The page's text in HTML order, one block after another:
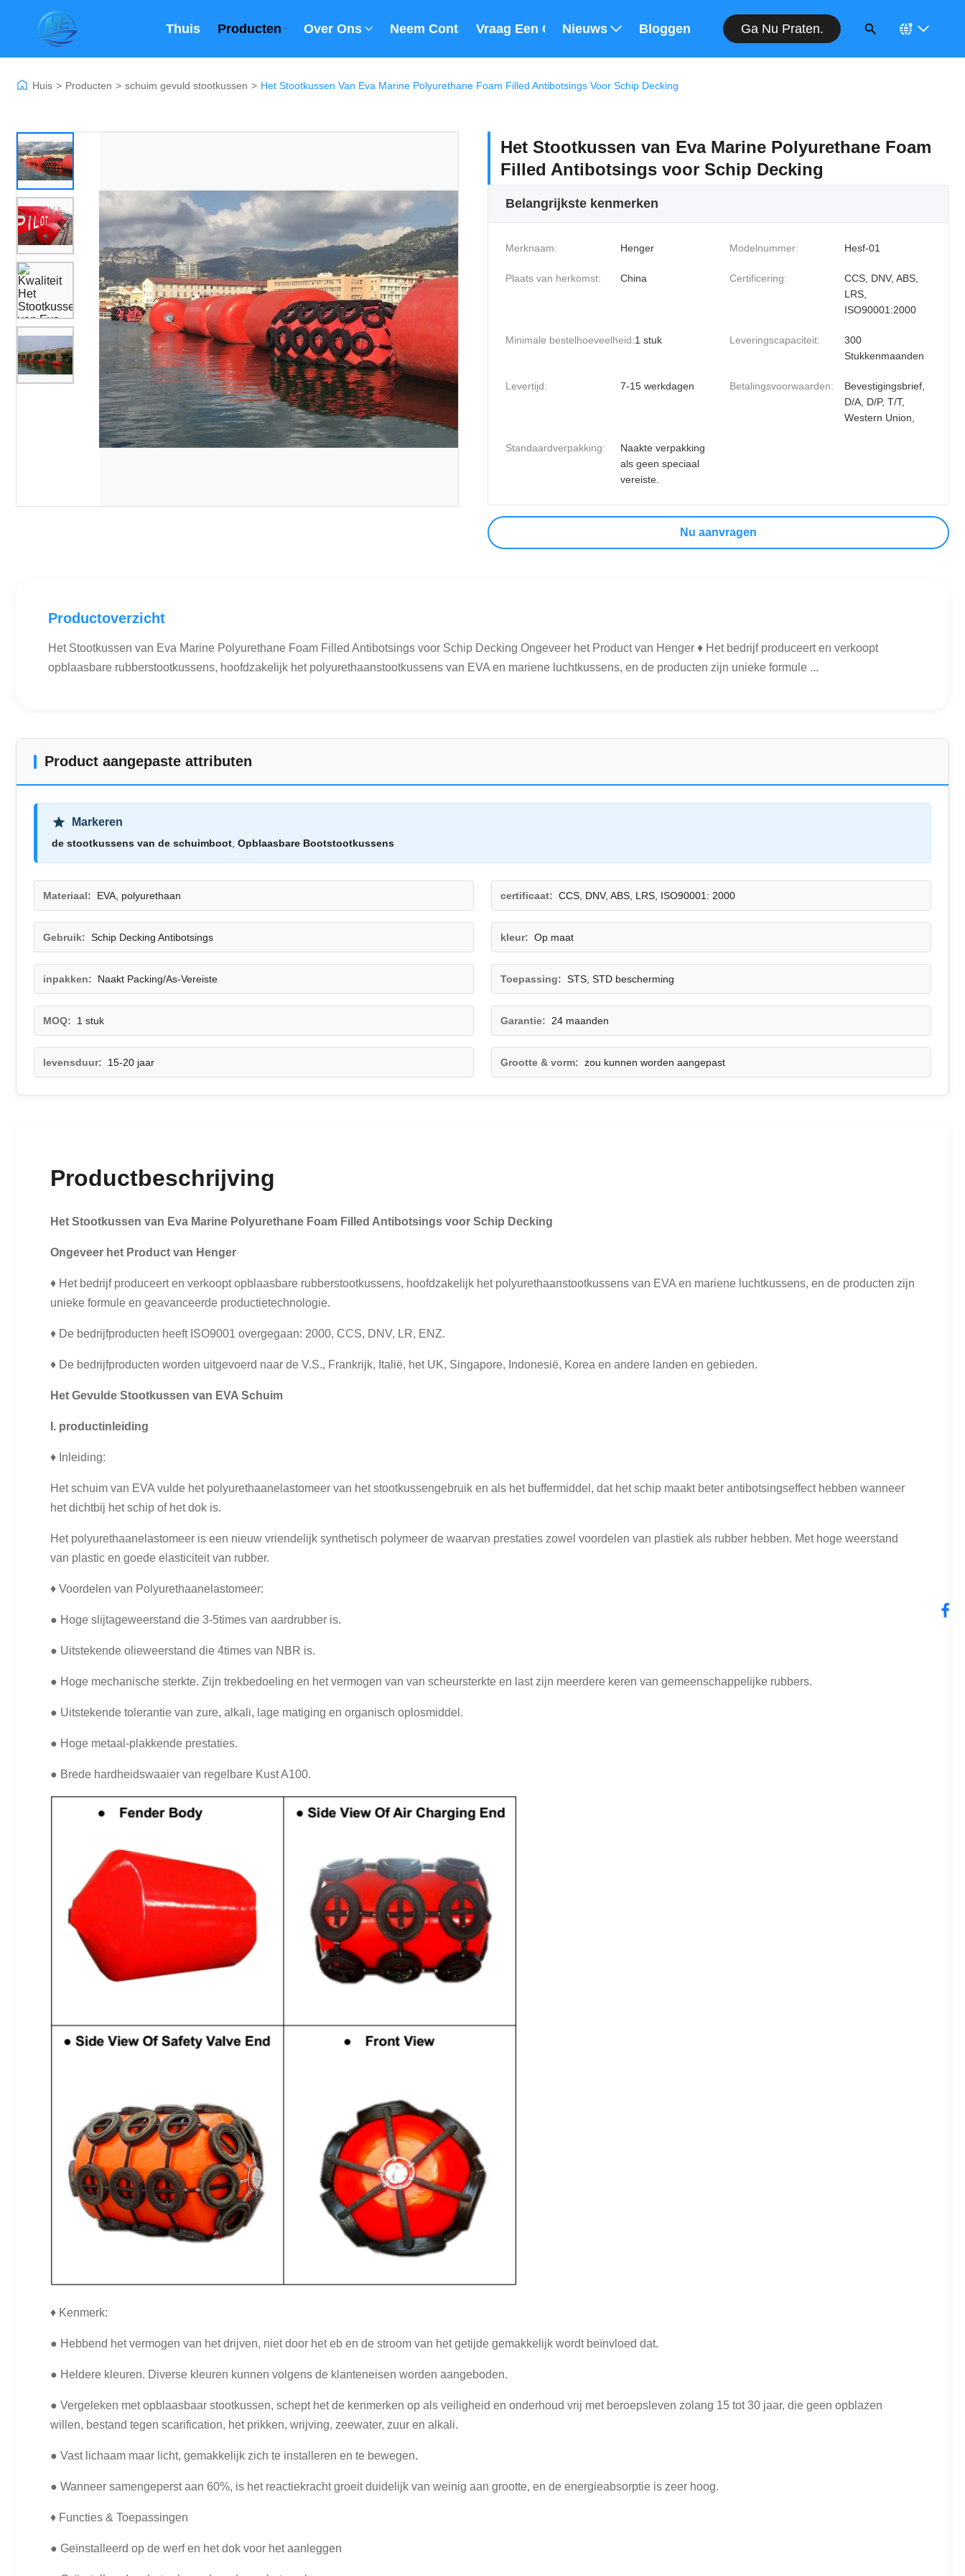
Thuis Producten Over Ons Neem Contact Met Ons Op
Vraag Een OfferteNieuws Bloggen Ga Nu Praten.
Huis > Producten > schuim gevuld stootkussen > Het Stootkussen Van Eva Marine Polyurethane Foam Filled Antibotsings Voor Schip Decking
Het Stootkussen van Eva Marine Polyurethane Foam
Filled Antibotsings voor Schip Decking
Belangrijkste kenmerken
Merknaam: Henger Modelnummer: Hesf-01
Plaats van herkomst: China Certificering:
CCS, DNV, ABS,
LRS,
ISO90001:2000
Minimale bestelhoeveelheid:1 stuk Leveringscapaciteit:
300
Stukkenmaanden
Levertijd: 7-15 werkdagen Betalingsvoorwaarden:
Bevestigingsbrief,
D/A, D/P, T/T,
Western Union,
Standaardverpakking:
Naakte verpakking
als geen speciaal
vereiste.
Nu aanvragen
Productoverzicht
Het Stootkussen van Eva Marine Polyurethane Foam Filled Antibotsings voor Schip Decking Ongeveer het Product van Henger ♦ Het bedrijf produceert en verkoopt
opblaasbare rubberstootkussens, hoofdzakelijk het polyurethaanstootkussens van EVA en mariene luchtkussens, en de producten zijn unieke formule ...
Product aangepaste attributen
Markeren
de stootkussens van de schuimboot Opblaasbare Bootstootkussens
Materiaal: EVA, polyurethaan certificaat: CCS, DNV, ABS, LRS, ISO90001: 2000
Gebruik: Schip Decking Antibotsings kleur: Op maat
inpakken: Naakt Packing/As-Vereiste Toepassing: STS, STD bescherming
MOQ: 1 stuk Garantie: 24 maanden
levensduur: 15-20 jaar Grootte & vorm: zou kunnen worden aangepast
Productbeschrijving
Het Stootkussen van Eva Marine Polyurethane Foam Filled Antibotsings voor Schip Decking
Ongeveer het Product van Henger
♦ Het bedrijf produceert en verkoopt opblaasbare rubberstootkussens, hoofdzakelijk het polyurethaanstootkussens van EVA en mariene luchtkussens, en de producten zijn
unieke formule en geavanceerde productietechnologie.
♦ De bedrijfproducten heeft ISO9001 overgegaan: 2000, CCS, DNV, LR, ENZ.
♦ De bedrijfproducten worden uitgevoerd naar de V.S., Frankrijk, Italië, het UK, Singapore, Indonesië, Korea en andere landen en gebieden.
Het Gevulde Stootkussen van EVA Schuim
I. productinleiding
♦ Inleiding:
Het schuim van EVA vulde het polyurethaanelastomeer van het stootkussengebruik en als het buffermiddel, dat het schip maakt beter antibotsingseffect hebben wanneer
het dichtbij het schip of het dok is.
Het polyurethaanelastomeer is een nieuw vriendelijk synthetisch polymeer de waarvan prestaties zowel voordelen van plastiek als rubber hebben. Met hoge weerstand
van plastic en goede elasticiteit van rubber.
♦ Voordelen van Polyurethaanelastomeer:
● Hoge slijtageweerstand die 3-5times van aardrubber is.
● Uitstekende olieweerstand die 4times van NBR is.
● Hoge mechanische sterkte. Zijn trekbedoeling en het vermogen van van scheursterkte en last zijn meerdere keren van gemeenschappelijke rubbers.
● Uitstekende tolerantie van zure, alkali, lage matiging en organisch oplosmiddel.
● Hoge metaal-plakkende prestaties.
● Brede hardheidswaaier van regelbare Kust A100.
♦ Kenmerk:
● Hebbend het vermogen van het drijven, niet door het eb en de stroom van het getijde gemakkelijk wordt beïnvloed dat.
● Heldere kleuren. Diverse kleuren kunnen volgens de klanteneisen worden aangeboden.
● Vergeleken met opblaasbaar stootkussen, schept het de kenmerken op als veiligheid en onderhoud vrij met beroepsleven zolang 15 tot 30 jaar, die geen opblazen
willen, bestand tegen scarification, het prikken, wrijving, zeewater, zuur en alkali.
● Vast lichaam maar licht, gemakkelijk zich te installeren en te bewegen.
● Wanneer samengeperst aan 60%, is het reactiekracht groeit duidelijk van weinig aan grootte, en de energieabsorptie is zeer hoog.
♦ Functies & Toepassingen
● Geïnstalleerd op de werf en het dok voor het aanleggen